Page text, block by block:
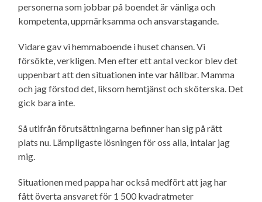
personerna som jobbar på boendet är vänliga och
kompetenta, uppmärksamma och ansvarstagande.
Vidare gav vi hemmaboende i huset chansen. Vi
försökte, verkligen. Men efter ett antal veckor blev det
uppenbart att den situationen inte var hållbar. Mamma
och jag förstod det, liksom hemtjänst och sköterska. Det
gick bara inte.
Så utifrån förutsättningarna befinner han sig på rätt
plats nu. Lämpligaste lösningen för oss alla, intalar jag
mig.
Situationen med pappa har också medfört att jag har
fått överta ansvaret för 1 500 kvadratmeter